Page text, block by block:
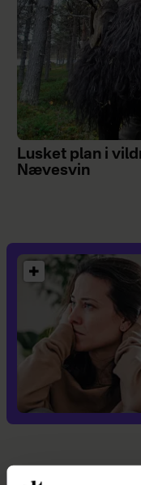
Lusket plan i
Nævesvin